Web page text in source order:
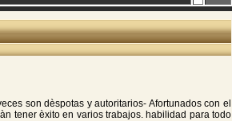
son dèspotas y autoritarios- Afortunados con el
tener èxito en varios trabajos. habilidad para todo